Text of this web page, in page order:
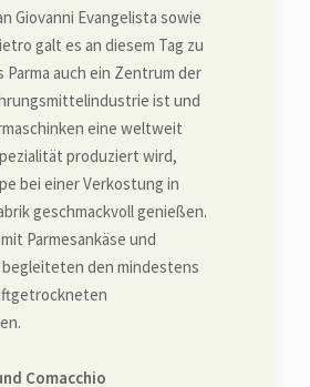
Giovanni Evangelista sowie
galt es an diesem Tag zu
Parma auch ein Zentrum der
ist und
eine weltweit
produziert wird,
bei einer Verkostung in
geschmackvoll genießen.
Parmesankäse und
begleiteten den mindestens
Comacchio